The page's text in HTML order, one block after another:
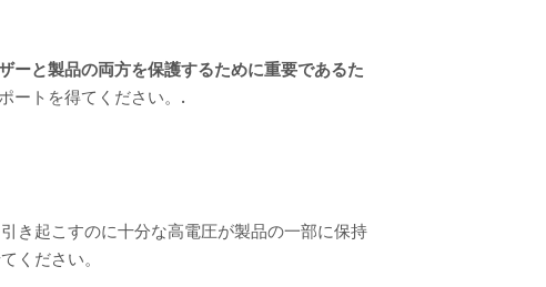
ーと製品の両方を保護するために重要であるた
ートを得てください。.
き起こすのに十分な高電圧が製品の一部に保持
ください。